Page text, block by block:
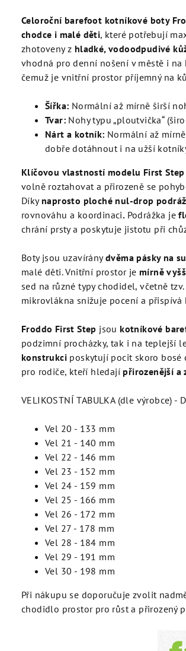
Celoroční barefoot kotníkové boty
chodce i malé děti, které potřebují
zhotoveny z hladké, vodoodpudivé
vhodná pro denní nošení v městě i na
čemuž je vnitřní prostor příjemný na
Šířka: Normální až mírně širší
Tvar: Nohy typu „ploutvička“
Nárt a kotník: Normální až
dobře dotáhnout i na užší
Klíčovou vlastností modelu First Step
volně roztahovat a přirozeně se
Díky naprosto ploché nul‑drop
rovnováhu a koordinaci. Podrážka je
chrání prsty a poskytuje jistotu při
Boty jsou uzavírány dvěma pásky na
malé děti. Vnitřní prostor je mírně
sed na různé typy chodidel, včetně
mikrovlákna snižuje pocení a
Froddo First Step jsou kotníkové
podzimní procházky, tak i na teplejší
konstrukci poskytují pocit skoro
pro rodiče, kteří hledají přirozenější a
VELIKOSTNÍ TABULKA (dle výrobce) -
Vel 20 - 133 mm
Vel 21 - 140 mm
Vel 22 - 146 mm
Vel 23 - 152 mm
Vel 24 - 159 mm
Vel 25 - 166 mm
Vel 26 - 172 mm
Vel 27 - 178 mm
Vel 28 - 184 mm
Vel 29 - 191 mm
Vel 30 - 198 mm
Při nákupu se doporučuje zvolit
chodidlo prostor pro růst a přirozený